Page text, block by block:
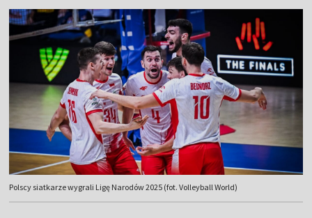
Polscy siatkarze wygrali Ligę Narodów 2025 (fot. Volleyball World)